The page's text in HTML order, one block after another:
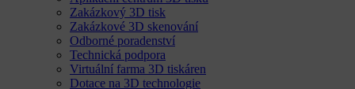
Zakázkový 3D tisk
Zakázkové 3D skenování
Odborné poradenství
Technická podpora
Virtuální farma 3D tiskáren
Dotace na 3D technologie